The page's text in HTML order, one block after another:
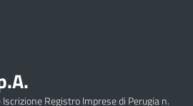
Registro Imprese di Perugia n.